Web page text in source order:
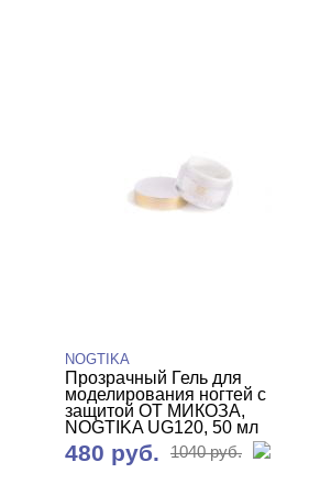
NOGTIKA
Прозрачный Гель для
моделирования ногтей с
защитой ОТ МИКОЗА,
NOGTIKA UG120, 50 мл
480 руб. 1040 руб.